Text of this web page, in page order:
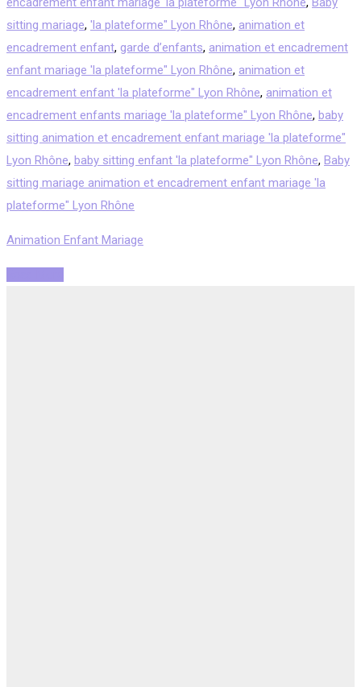
sitting mariage, 'la plateforme" Lyon Rhône, animation et
encadrement enfant, garde d’enfants, animation et encadrement
enfant mariage 'la plateforme" Lyon Rhône, animation et
encadrement enfant 'la plateforme" Lyon Rhône, animation et
encadrement enfants mariage 'la plateforme" Lyon Rhône, baby
sitting animation et encadrement enfant mariage 'la plateforme"
Lyon Rhône, baby sitting enfant 'la plateforme" Lyon Rhône, Baby
sitting mariage animation et encadrement enfant mariage 'la
plateforme" Lyon Rhône
Animation Enfant Mariage